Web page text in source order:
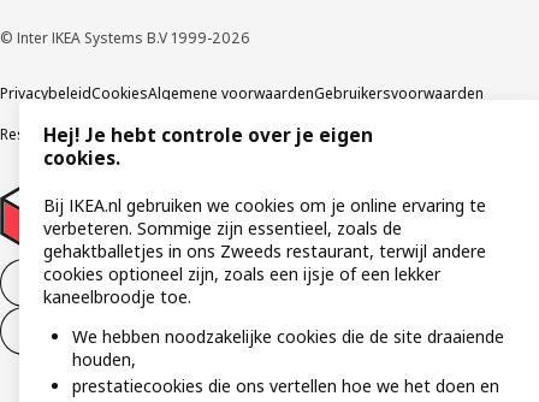
© Inter IKEA Systems B.V 1999-2026
PrivacybeleidCookiesAlgemene voorwaardenGebruikersvoorwaarden
Responsible Disclosure ProgramVerklaring digitale toegankelijkheid
Aankoop product ontbinden
Ontbinding van je aankoop (diensten)
Hej! Je hebt controle over je eigen
cookies.
Bij IKEA.nl gebruiken we cookies om je online ervaring te
verbeteren. Sommige zijn essentieel, zoals de
gehaktballetjes in ons Zweeds restaurant, terwijl andere
cookies optioneel zijn, zoals een ijsje of een lekker
kaneelbroodje toe.
We hebben noodzakelijke cookies die de site draaiende
houden,
prestatiecookies die ons vertellen hoe we het doen en